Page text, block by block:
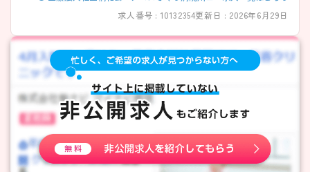
求人番号 : 10132354更新日 : 2026年6月29日